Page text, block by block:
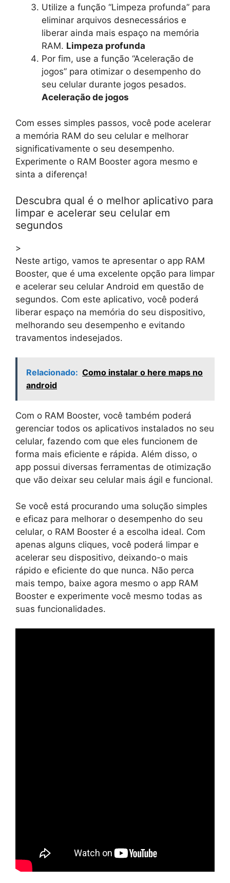
Utilize a função “Limpeza profunda” para
eliminar arquivos desnecessários e
liberar ainda mais espaço na memória
RAM. Limpeza profunda
Por fim, use a função “Aceleração de
jogos” para otimizar o desempenho do
seu celular durante jogos pesados.
Aceleração de jogos
Com esses simples passos, você pode acelerar
a memória RAM do seu celular e melhorar
significativamente o seu desempenho.
Experimente o RAM Booster agora mesmo e
sinta a diferença!
Descubra qual é o melhor aplicativo para
limpar e acelerar seu celular em
segundos
>
Neste artigo, vamos te apresentar o app RAM
Booster, que é uma excelente opção para limpar
e acelerar seu celular Android em questão de
segundos. Com este aplicativo, você poderá
liberar espaço na memória do seu dispositivo,
melhorando seu desempenho e evitando
travamentos indesejados.
Relacionado: Como instalar o here maps no
android
Com o RAM Booster, você também poderá
gerenciar todos os aplicativos instalados no seu
celular, fazendo com que eles funcionem de
forma mais eficiente e rápida. Além disso, o
app possui diversas ferramentas de otimização
que vão deixar seu celular mais ágil e funcional.
Se você está procurando uma solução simples
e eficaz para melhorar o desempenho do seu
celular, o RAM Booster é a escolha ideal. Com
apenas alguns cliques, você poderá limpar e
acelerar seu dispositivo, deixando-o mais
rápido e eficiente do que nunca. Não perca
mais tempo, baixe agora mesmo o app RAM
Booster e experimente você mesmo todas as
suas funcionalidades.